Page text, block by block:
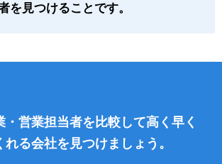
を見つけることです。
・営業担当者を比較して高く早く
れる会社を見つけましょう。